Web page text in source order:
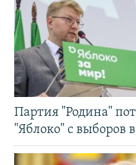
Партия "Родина"
"Яблоко" с выборов